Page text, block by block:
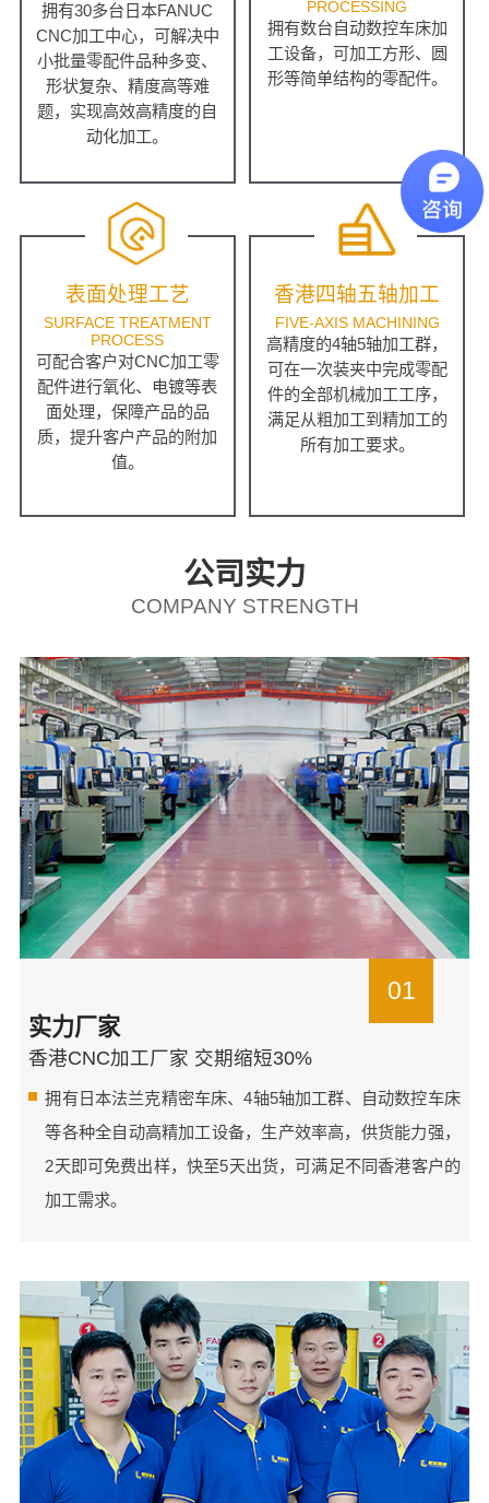
拥有30多台日本FANUC
CNC加工中心，可解决中
小批量零配件品种多变、
形状复杂、精度高等难
题，实现高效高精度的自
动化加工。
PROCESSING
拥有数台自动数控车床加
工设备，可加工方形、圆
形等简单结构的零配件。
表面处理工艺
SURFACE TREATMENT
PROCESS
可配合客户对CNC加工零
配件进行氧化、电镀等表
面处理，保障产品的品
质，提升客户产品的附加
值。
香港四轴五轴加工
FIVE-AXIS MACHINING
高精度的4轴5轴加工群，
可在一次装夹中完成零配
件的全部机械加工工序，
满足从粗加工到精加工的
所有加工要求。
公司实力
COMPANY STRENGTH
01
实力厂家
香港CNC加工厂家 交期缩短30%
拥有日本法兰克精密车床、4轴5轴加工群、自动数控车床
等各种全自动高精加工设备，生产效率高，供货能力强，
2天即可免费出样，快至5天出货，可满足不同香港客户的
加工需求。